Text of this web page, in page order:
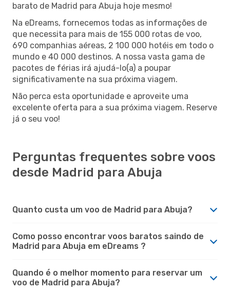
barato de Madrid para Abuja hoje mesmo!
Na eDreams, fornecemos todas as informações de
que necessita para mais de 155 000 rotas de voo,
690 companhias aéreas, 2 100 000 hotéis em todo o
mundo e 40 000 destinos. A nossa vasta gama de
pacotes de férias irá ajudá-lo(a) a poupar
significativamente na sua próxima viagem.
Não perca esta oportunidade e aproveite uma
excelente oferta para a sua próxima viagem. Reserve
já o seu voo!
Perguntas frequentes sobre voos
desde Madrid para Abuja
Quanto custa um voo de Madrid para Abuja?
Como posso encontrar voos baratos saindo de
Madrid para Abuja em eDreams ?
Quando é o melhor momento para reservar um
voo de Madrid para Abuja?